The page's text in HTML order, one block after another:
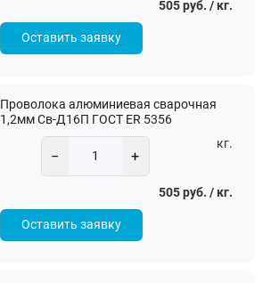
505 руб. / кг.
Оставить заявку
Проволока алюминиевая сварочная
1,2мм Св-Д16П ГОСТ ER 5356
− +
кг.
505 руб. / кг.
Оставить заявку